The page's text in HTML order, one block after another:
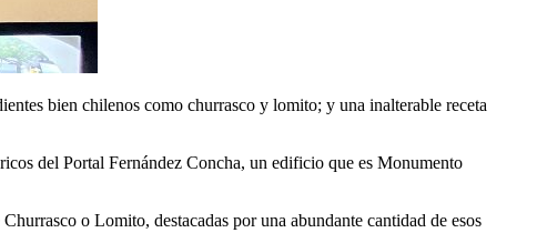
bien chilenos como churrasco y lomito; y una inalterable receta
del Portal Fernández Concha, un edificio que es Monumento
o Lomito, destacadas por una abundante cantidad de esos